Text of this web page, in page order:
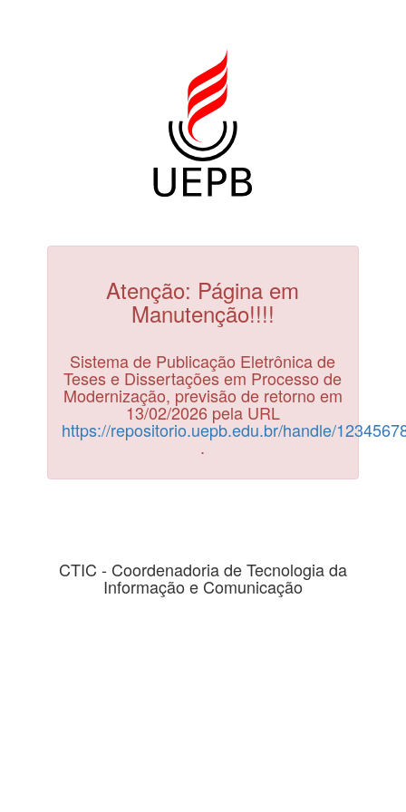
Atenção: Página em
Manutenção!!!!
Sistema de Publicação Eletrônica de
Teses e Dissertações em Processo de
Modernização, previsão de retorno em
13/02/2026 pela URL
https://repositorio.uepb.edu.br/handle/
.
CTIC - Coordenadoria de Tecnologia da
Informação e Comunicação